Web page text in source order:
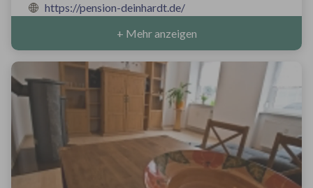
https://pension-deinhardt.de/
+ Mehr anzeigen